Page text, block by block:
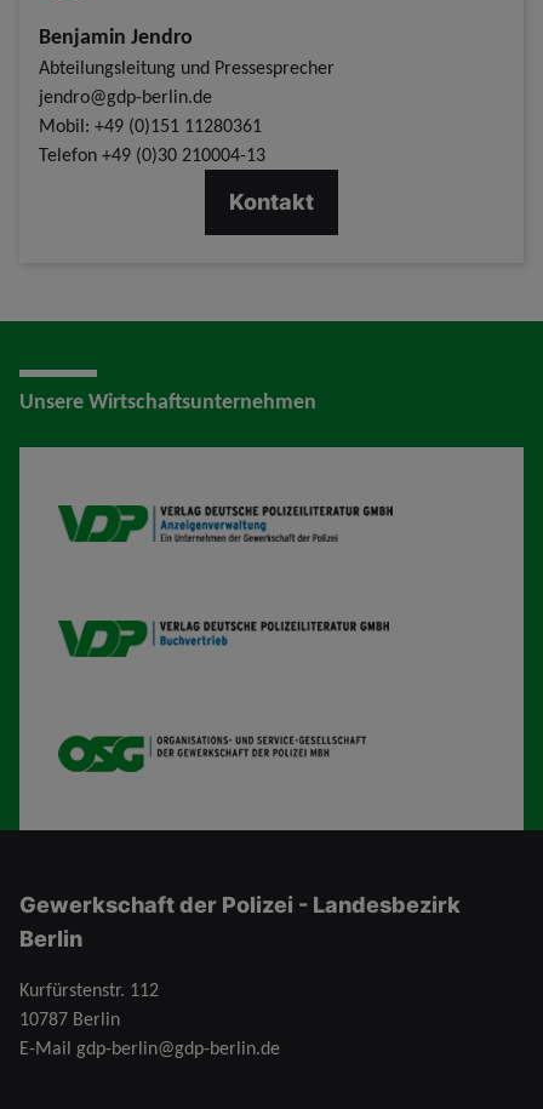
Benjamin Jendro
Abteilungsleitung und Pressesprecher
jendro@gdp-berlin.de
Mobil: +49 (0)151 11280361
Telefon +49 (0)30 210004-13
Kontakt
Unsere Wirtschaftsunternehmen
VDP AV
VDP B
OSG
Gewerkschaft der Polizei - Landesbezirk
Berlin
Kurfürstenstr. 112
10787 Berlin
E-Mail gdp-berlin@gdp-berlin.de